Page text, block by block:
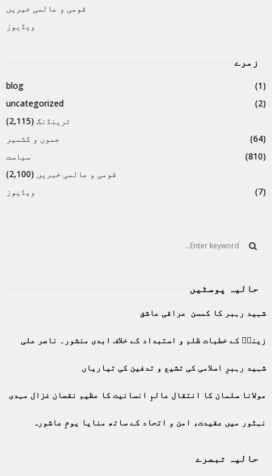
قومی و عالمی خبریں
ویڈیوز
زمرے
blog
(1)
uncategorized
(2)
ٹرینڈنگ (2,115)
جموں و کشمیر
(64)
سیاست
(810)
قومی و عالمی خبریں (2,100)
ویڈیوز
(7)
f
r
E
A
R
C
H
حالیہ پوسٹیں
شہید رہبر کا کمسن عراقی عاشق
زینبؑ کے خطبات ظلم و استبداد کے خلاف ابدی منشور۔ ناصر علی
شہید رہبرِ اسلامی کی تشیع و تدفین کی تیاریاں
مولانا سلمان کا انتقال عالمِ انسانیت کا عظیم نقصان غزال مہدی
نہٹور میں عقیدت، امن و اتحاد کے ساتھ منایا یومِ عاشورہ
حالیہ تبصرے